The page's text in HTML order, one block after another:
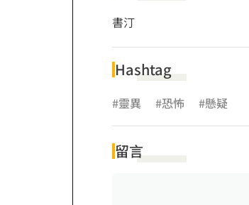
書汀
Hashtag
#靈異 #恐怖 #懸疑
留言